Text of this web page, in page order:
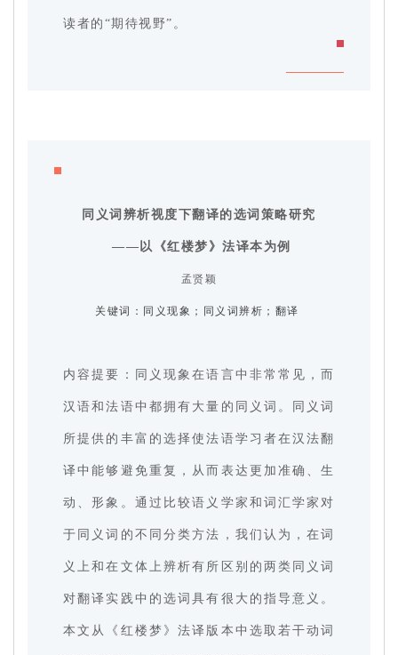
读者的“期待视野”。
同义词辨析视度下翻译的选词策略研究
——以《红楼梦》法译本为例
孟贤颖
关键词： 同义现象；同义词辨析；翻译
内容提要：同义现象在语言中非常常见，而
汉语和法语中都拥有大量的同义词。同义词
所提供的丰富的选择使法语学习者在汉法翻
译中能够避免重复，从而表达更加准确、生
动、形象。通过比较语义学家和词汇学家对
于同义词的不同分类方法，我们认为，在词
义上和在文体上辨析有所区别的两类同义词
对翻译实践中的选词具有很大的指导意义。
本文从《红楼梦》法译版本中选取若干动词